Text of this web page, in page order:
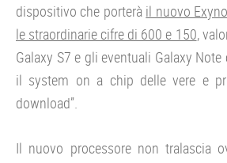
dispositivo che porterà il nuovo
le straordinarie cifre di 600 e 150,
Galaxy S7 e gli eventuali Galaxy
il system on a chip delle vere e
download”.
Il nuovo processore non tralascia